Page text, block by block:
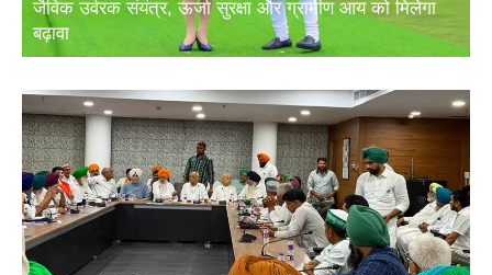
बढ़ावा
‘देश बचाओ मोर्चा’ का गठन: भारत-अमेरिका ट्रेड डील के विरोध में